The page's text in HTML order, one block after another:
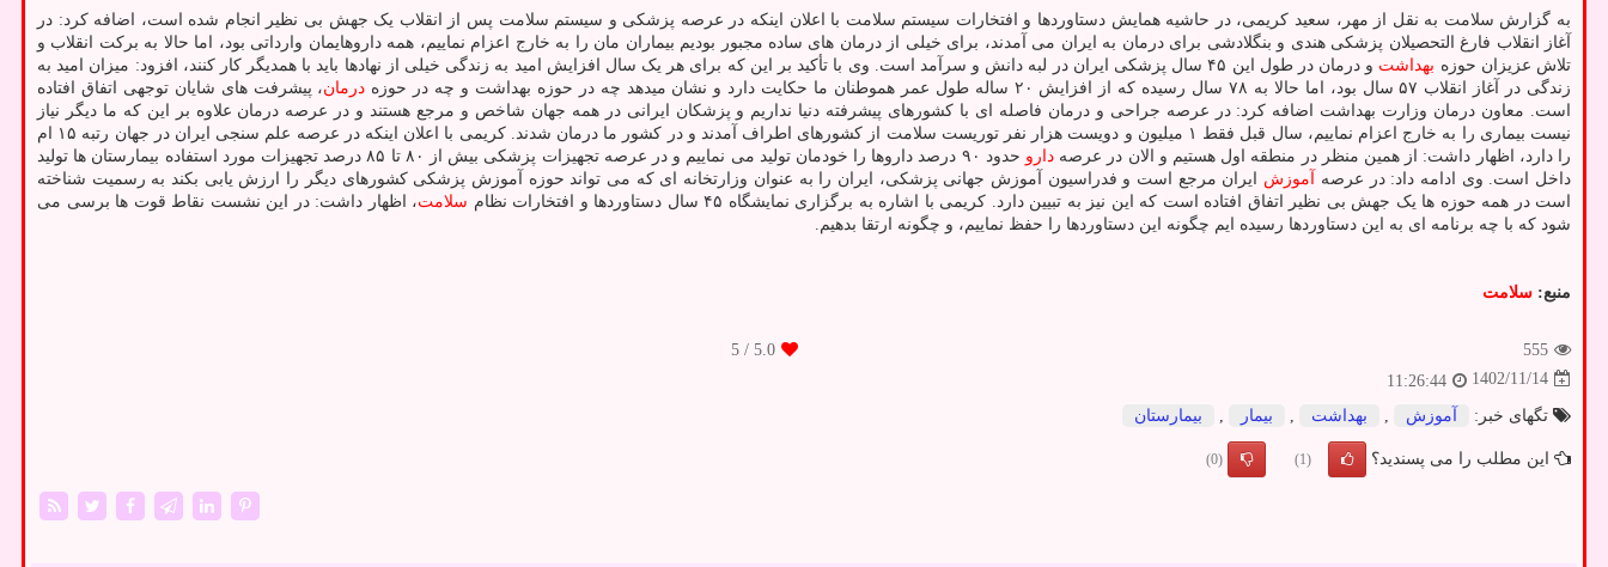
به گزارش سلامت به نقل از مهر، سعید کریمی، در حاشیه همایش دستاوردها و افتخارات سیستم سلامت با اعلان اینکه در عرصه پزشکی و سیستم سلامت پس از انقلاب یک جهش بی نظیر انجام شده است، اضافه کرد: در
آغاز انقلاب فارغ التحصیلان پزشکی هندی و بنگلادشی برای درمان به ایران می آمدند، برای خیلی از درمان های ساده مجبور بودیم بیماران مان را به خارج اعزام نماییم، همه داروهایمان وارداتی بود، اما حالا به برکت انقلاب و
تلاش عزیزان حوزه بهداشت
و درمان در طول این ۴۵ سال پزشکی ایران در لبه دانش و سرآمد است. وی با تأکید بر این که برای هر یک سال افزایش امید به زندگی خیلی از نهادها باید با همدیگر کار کنند، افزود: میزان امید به
زندگی در آغاز انقلاب ۵۷ سال بود، اما حالا به ۷۸ سال رسیده که از افزایش ۲۰ ساله طول عمر هموطنان ما حکایت دارد و نشان میدهد چه در حوزه بهداشت و چه در حوزه
درمان، پیشرفت های شایان توجهی اتفاق افتاده
است. معاون درمان وزارت بهداشت اضافه کرد: در عرصه جراحی و درمان فاصله ای با کشورهای پیشرفته دنیا نداریم و پزشکان ایرانی در همه جهان شاخص و مرجع هستند و در عرصه درمان علاوه بر این که ما دیگر نیاز
نیست بیماری را به خارج اعزام نماییم، سال قبل فقط ۱ میلیون و دویست هزار نفر توریست سلامت از کشورهای اطراف آمدند و در کشور ما درمان شدند. کریمی با اعلان اینکه در عرصه علم سنجی ایران در جهان رتبه ۱۵ ام
را دارد، اظهار داشت: از همین منظر در منطقه اول هستیم و الان در عرصه دارو
حدود ۹۰ درصد داروها را خودمان تولید می نماییم و در عرصه تجهیزات پزشکی بیش از ۸۰ تا ۸۵ درصد تجهیزات مورد استفاده بیمارستان ها تولید
داخل است. وی ادامه داد: در عرصه
آموزش ایران مرجع است و فدراسیون آموزش جهانی پزشکی، ایران را به عنوان وزارتخانه ای که می تواند حوزه آموزش پزشکی کشورهای دیگر را ارزش یابی بکند به رسمیت شناخته
است در همه حوزه ها یک جهش بی نظیر اتفاق افتاده است که این نیز به تبیین دارد. کریمی با اشاره به برگزاری نمایشگاه ۴۵ سال دستاوردها و افتخارات نظام
سلامت، اظهار داشت: در این نشست نقاط قوت ها برسی می
شود که با چه برنامه ای به این دستاوردها رسیده ایم چگونه این دستاوردها را حفظ نماییم، و چگونه ارتقا بدهیم.
منبع: سلامت
555
5.0
/ 5
1402/11/14
11:26:44
تگهای خبر:
آموزش بهداشت بیمار بیمارستان
این مطلب را می پسندید؟ (1)
(0)